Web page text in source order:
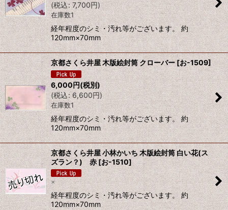
(税込: 7,700円)
在庫数1
経年程度のシミ・汚れ等がございます。 約
120mm×70mm
京都さくら井屋 木版絵封筒 クローバー [お-1509]
6,000円(税別)
(税込: 6,600円)
在庫数1
経年程度のシミ・汚れ等がございます。 約
120mm×70mm
京都さくら井屋 小林かいち 木版絵封筒 白い花(ス
ズラン？) 赤 [お-1510]
×
経年程度のシミ・汚れ等がございます。 約
120mm×70mm